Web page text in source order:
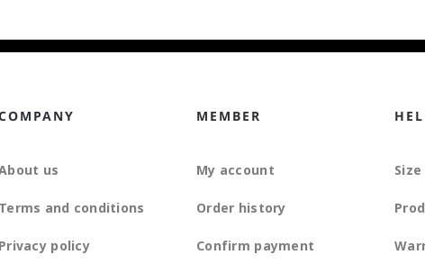
us
Terms and conditions
Privacy policy
MEMBER
My account
Order history
Confirm payment